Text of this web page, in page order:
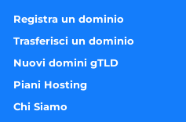
Registra un dominio
Trasferisci un dominio
Nuovi domini gTLD
Piani Hosting
Chi Siamo